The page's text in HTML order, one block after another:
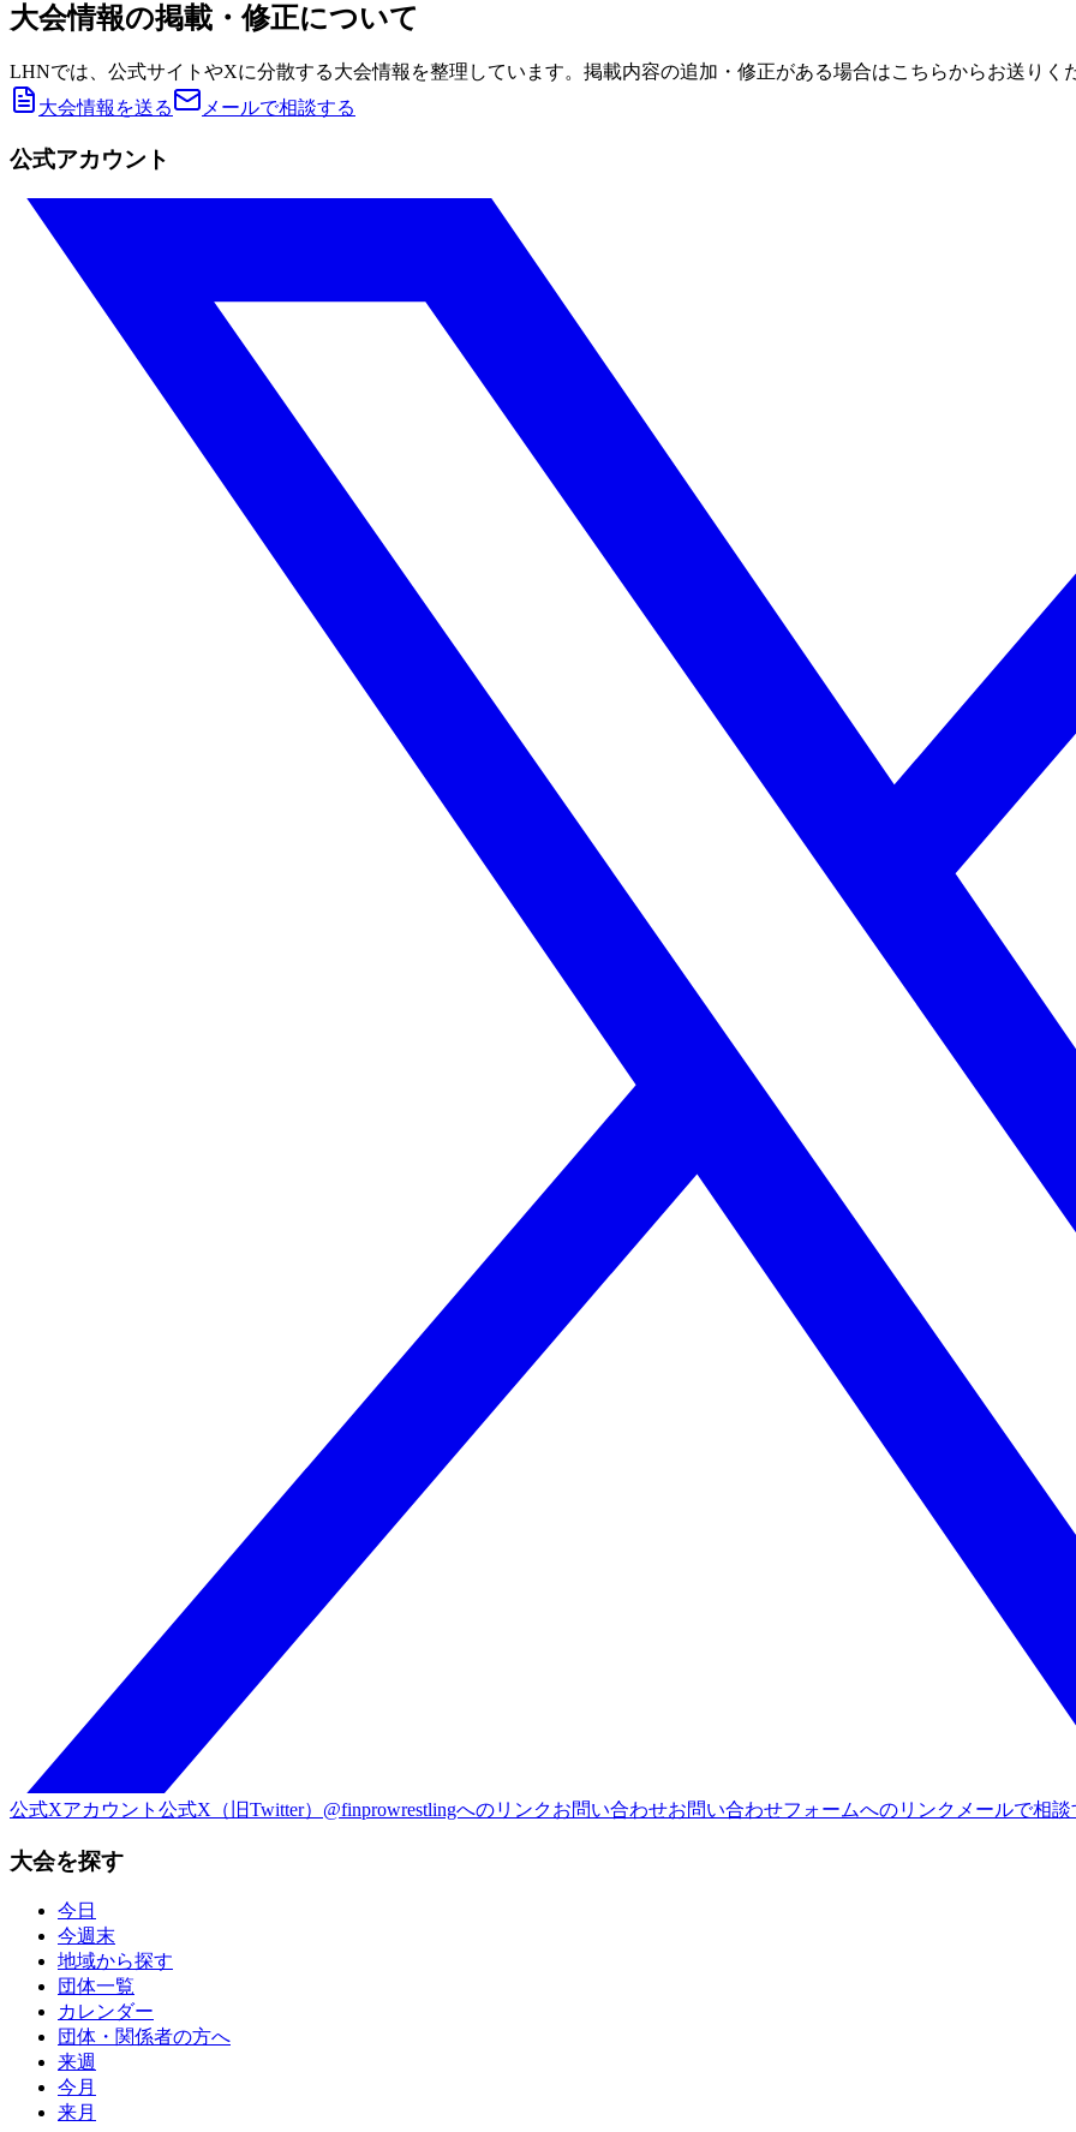
大会情報の掲載・修正について
LHNでは、公式サイトやXに分散する大会情報を整理しています。掲載内容の追加・修正がある場合はこちらからお送りく
大会情報を送る
メールで相談する
公式アカウント
公式Xアカウント 公式X（旧Twitter）@finprowrestlingへのリンクお問い合わせお問い合わせフォームへのリンク メールで相
大会を探す
今日
今週末
地域から探す
団体一覧
カレンダー
団体・関係者の方へ
来週
今月
来月